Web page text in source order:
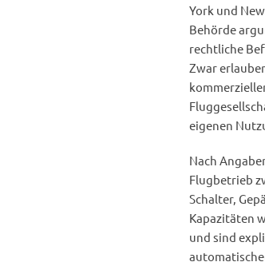
York und
Behörde
rechtliche
Zwar
eigenen
Nach
Flugbetrieb
Schalter,
Kapazitäten
und sind